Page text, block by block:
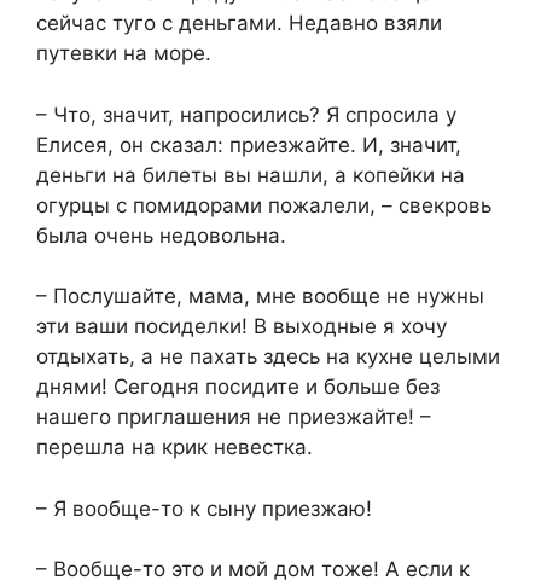
сейчас туго с деньгами. Недавно взяли
путевки на море.
– Что, значит, напросились? Я спросила у
Елисея, он сказал: приезжайте. И, значит,
деньги на билеты вы нашли, а копейки на
огурцы с помидорами пожалели, – свекровь
была очень недовольна.
– Послушайте, мама, мне вообще не нужны
эти ваши посиделки! В выходные я хочу
отдыхать, а не пахать здесь на кухне целыми
днями! Сегодня посидите и больше без
нашего приглашения не приезжайте! –
перешла на крик невестка.
– Я вообще-то к сыну приезжаю!
– Вообще-то это и мой дом тоже! А если к